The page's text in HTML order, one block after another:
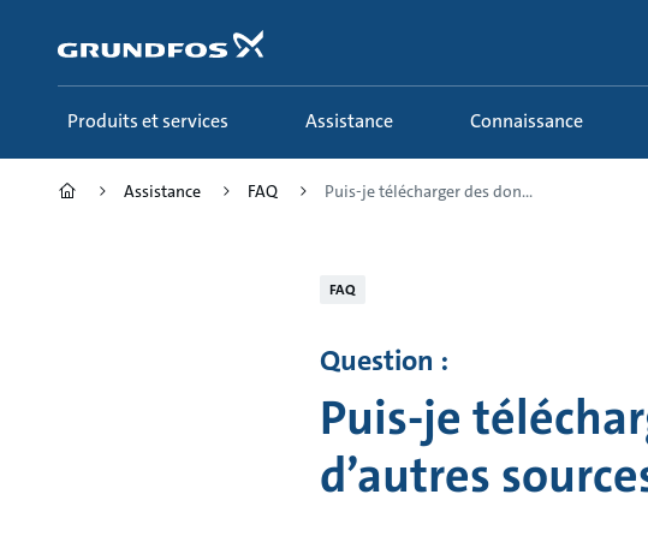
principal
Produits et services Assistance Connaissance
Assistance FAQ Puis-je télécharger des don...
FAQ
Question :
Puis-je
d’autres